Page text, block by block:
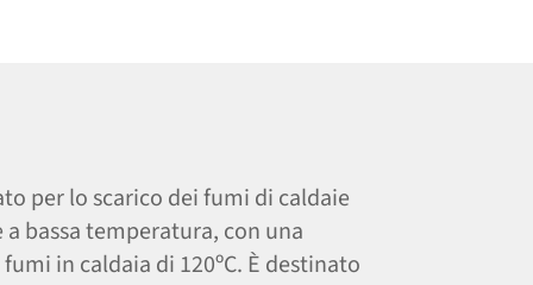
per lo scarico dei fumi di caldaie
bassa temperatura, con una
in caldaia di 120ºC. È destinato